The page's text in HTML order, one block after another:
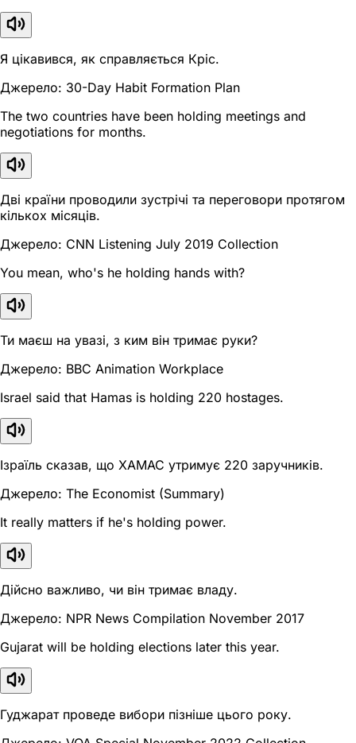
Я цікавився, як справляється Кріс.
Джерело: 30-Day Habit Formation Plan
The two countries have been holding meetings and
negotiations for months.
Дві країни проводили зустрічі та переговори протягом
кількох місяців.
Джерело: CNN Listening July 2019 Collection
You mean, who's he holding hands with?
Ти маєш на увазі, з ким він тримає руки?
Джерело: BBC Animation Workplace
Israel said that Hamas is holding 220 hostages.
Ізраїль сказав, що ХАМАС утримує 220 заручників.
Джерело: The Economist (Summary)
It really matters if he's holding power.
Дійсно важливо, чи він тримає владу.
Джерело: NPR News Compilation November 2017
Gujarat will be holding elections later this year.
Гуджарат проведе вибори пізніше цього року.